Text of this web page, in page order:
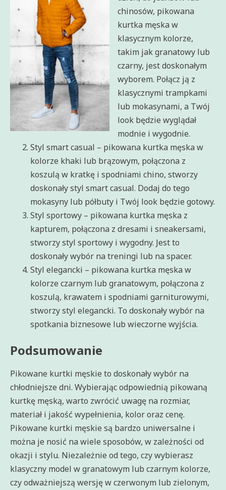
chinosów, pikowana
kurtka męska w
klasycznym kolorze,
takim jak granatowy lub
czarny, jest doskonałym
wyborem. Połącz ją z
klasycznymi trampkami
lub mokasynami, a Twój
look będzie wyglądał
modnie i wygodnie.
Styl smart casual – pikowana kurtka męska w
kolorze khaki lub brązowym, połączona z
koszulą w kratkę i spodniami chino, stworzy
doskonały styl smart casual. Dodaj do tego
mokasyny lub półbuty i Twój look będzie gotowy.
Styl sportowy – pikowana kurtka męska z
kapturem, połączona z dresami i sneakersami,
stworzy styl sportowy i wygodny. Jest to
doskonały wybór na treningi lub na spacer.
Styl elegancki – pikowana kurtka męska w
kolorze czarnym lub granatowym, połączona z
koszulą, krawatem i spodniami garniturowymi,
stworzy styl elegancki. To doskonały wybór na
spotkania biznesowe lub wieczorne wyjścia.
Podsumowanie
Pikowane kurtki męskie to doskonały wybór na
chłodniejsze dni. Wybierając odpowiednią pikowaną
kurtkę męską, warto zwrócić uwagę na rozmiar,
materiał i jakość wypełnienia, kolor oraz cenę.
Pikowane kurtki męskie są bardzo uniwersalne i
można je nosić na wiele sposobów, w zależności od
okazji i stylu. Niezależnie od tego, czy wybierasz
klasyczny model w granatowym lub czarnym kolorze,
czy odważniejszą wersję w czerwonym lub zielonym,